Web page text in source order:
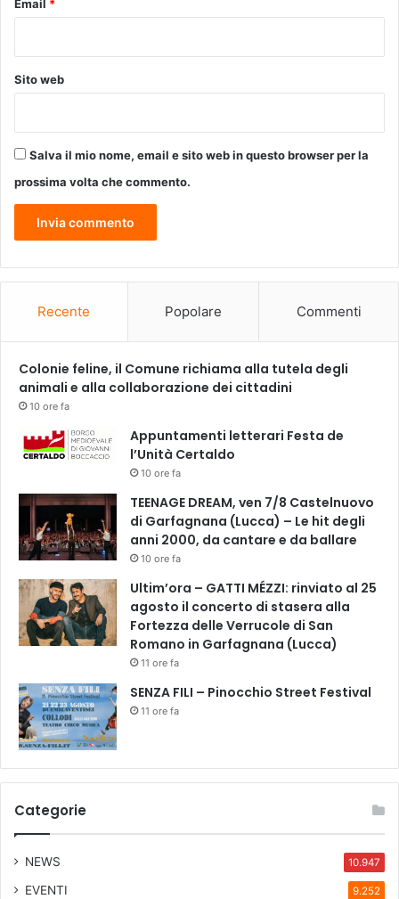
Email *
Sito web
Salva il mio nome, email e sito web in questo browser per la
prossima volta che commento.
Recente Popolare Commenti
Colonie feline, il Comune richiama alla tutela degli
animali e alla collaborazione dei cittadini
10 ore fa
Appuntamenti letterari Festa de
l’Unità Certaldo
10 ore fa
TEENAGE DREAM, ven 7/8 Castelnuovo
di Garfagnana (Lucca) – Le hit degli
anni 2000, da cantare e da ballare
10 ore fa
Ultim’ora – GATTI MÉZZI: rinviato al 25
agosto il concerto di stasera alla
Fortezza delle Verrucole di San
Romano in Garfagnana (Lucca)
11 ore fa
SENZA FILI – Pinocchio Street Festival
11 ore fa
Categorie
NEWS 10.947
EVENTI 9.252